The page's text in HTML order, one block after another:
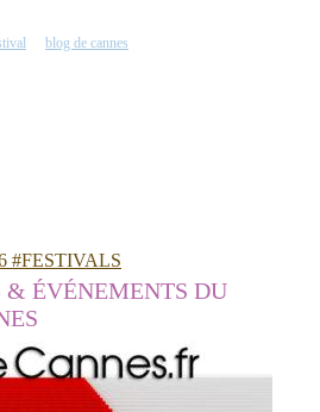
blog de cannes
#FESTIVALS
& ÉVÉNEMENTS DU